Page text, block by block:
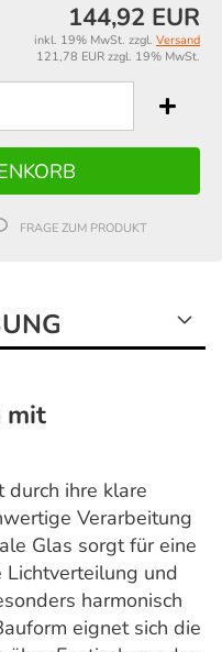
144,92 EUR
inkl. 19% MwSt. zzgl. Versand
121,78 EUR zzgl. 19% MwSt.
FRAGE ZUM PRODUKT
mit
durch ihre klare
Verarbeitung
Glas sorgt für eine
und
harmonisch
eignet sich die